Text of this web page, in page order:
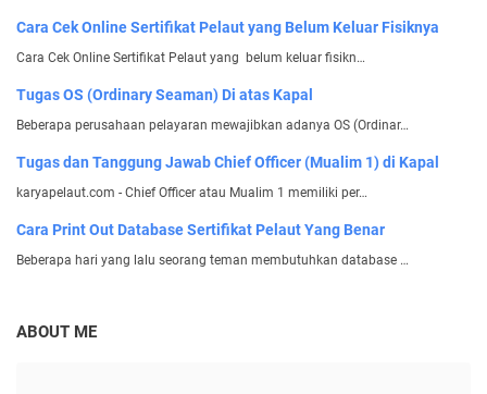
Cara Cek Online Sertifikat Pelaut yang Belum Keluar Fisiknya
Cara Cek Online Sertifikat Pelaut yang belum keluar fisikn…
Tugas OS (Ordinary Seaman) Di atas Kapal
Beberapa perusahaan pelayaran mewajibkan adanya OS (Ordinar…
Tugas dan Tanggung Jawab Chief Officer (Mualim 1) di Kapal
karyapelaut.com - Chief Officer atau Mualim 1 memiliki per…
Cara Print Out Database Sertifikat Pelaut Yang Benar
Beberapa hari yang lalu seorang teman membutuhkan database …
ABOUT ME